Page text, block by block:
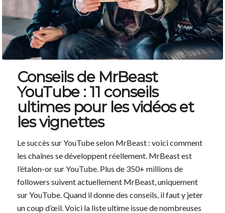
Conseils de MrBeast
YouTube : 11 conseils
ultimes pour les vidéos et
les vignettes
Le succès sur YouTube selon MrBeast : voici comment
les chaînes se développent réellement. MrBeast est
l’étalon-or sur YouTube. Plus de 350+ millions de
followers suivent actuellement MrBeast, uniquement
sur YouTube. Quand il donne des conseils, il faut y jeter
un coup d’œil. Voici la liste ultime issue de nombreuses